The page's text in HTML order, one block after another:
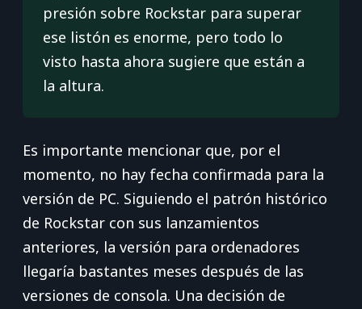
presión sobre Rockstar para superar
ese listón es enorme, pero todo lo
visto hasta ahora sugiere que están a
la altura.
Es importante mencionar que, por el
momento, no hay fecha confirmada para la
versión de PC. Siguiendo el patrón histórico
de Rockstar con sus lanzamientos
anteriores, la versión para ordenadores
llegaría bastantes meses después de las
versiones de consola. Una decisión de